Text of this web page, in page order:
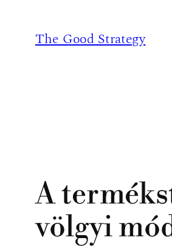
tartalomhoz
The Good Strategy
A
völgyi